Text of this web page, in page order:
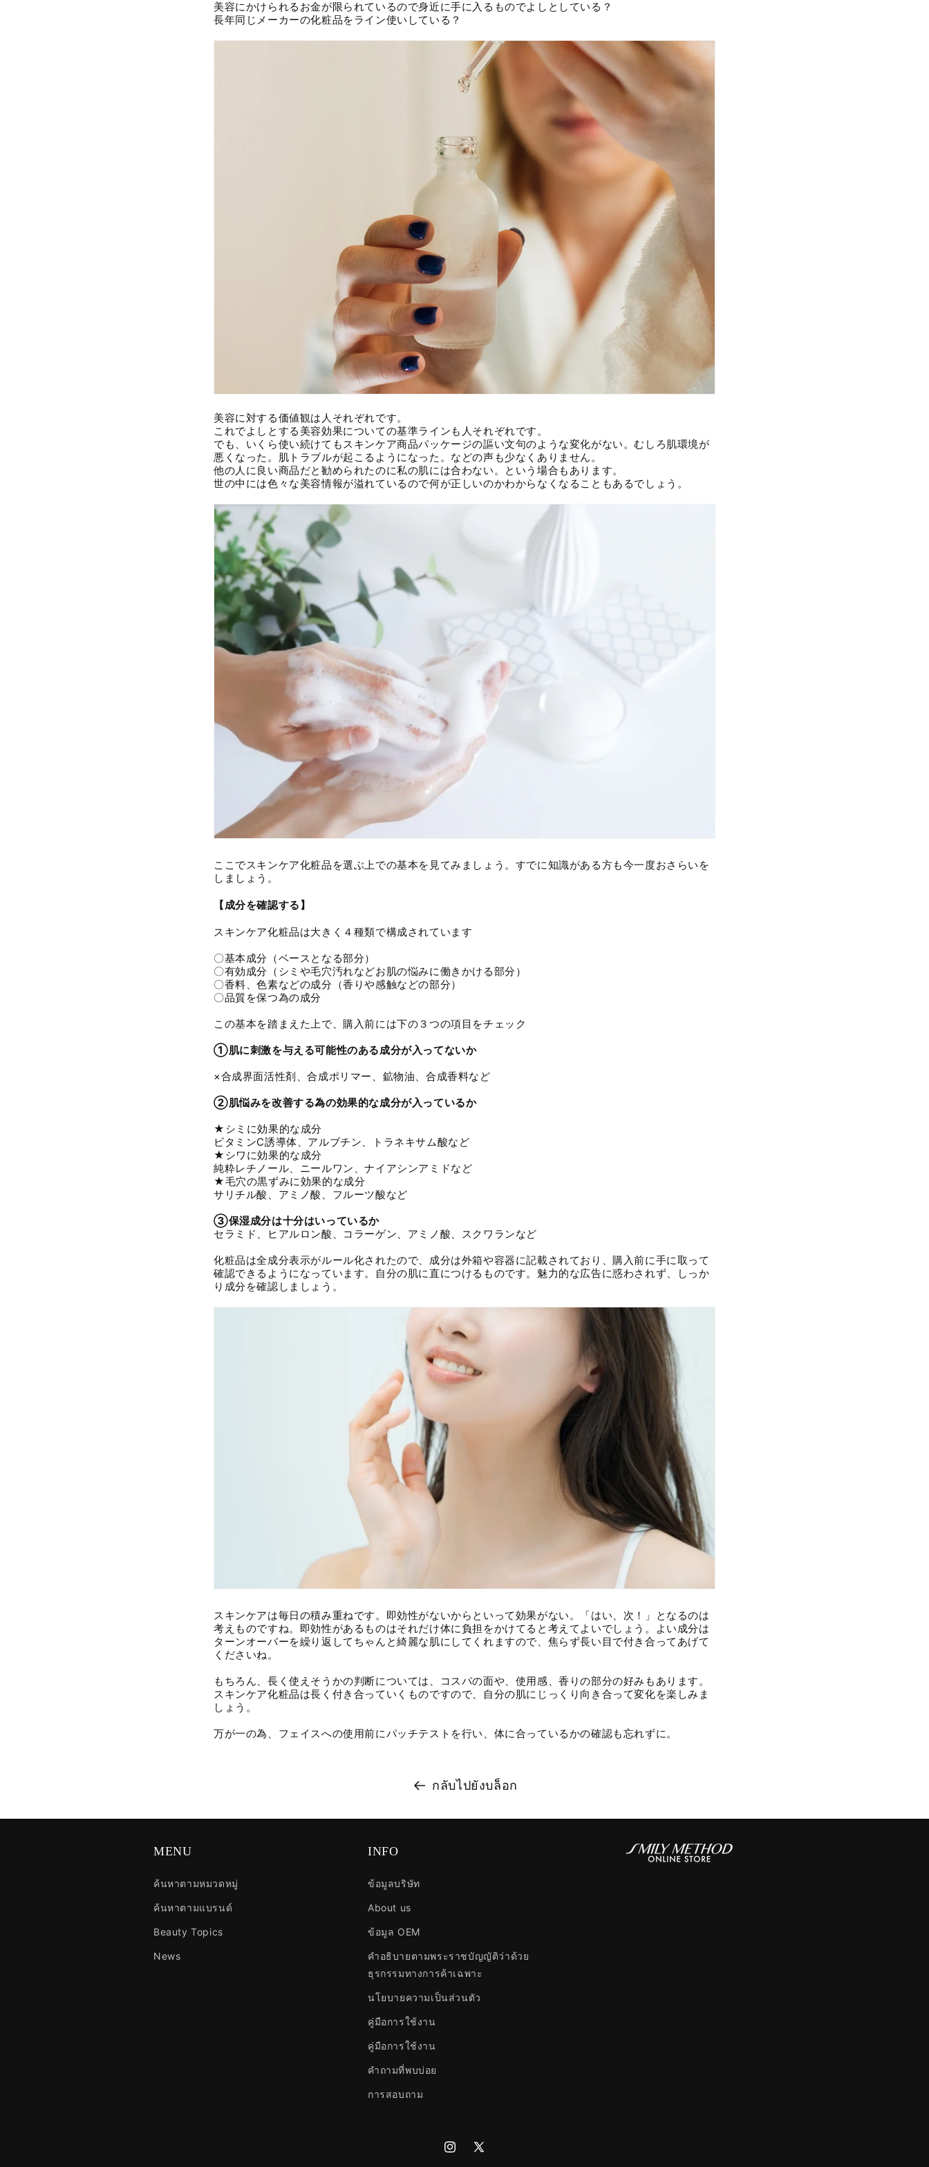
美容にかけられるお金が限られているので身近に手に入るものでよしとしている？
長年同じメーカーの化粧品をライン使いしている？
美容に対する価値観は人それぞれです。
これでよしとする美容効果についての基準ラインも人それぞれです。
でも、いくら使い続けてもスキンケア商品パッケージの謳い文句のような変化がない。むしろ肌環境が
悪くなった。肌トラブルが起こるようになった。などの声も少なくありません。
他の人に良い商品だと勧められたのに私の肌には合わない。という場合もあります。
世の中には色々な美容情報が溢れているので何が正しいのかわからなくなることもあるでしょう。
ここでスキンケア化粧品を選ぶ上での基本を見てみましょう。すでに知識がある方も今一度おさらいを
しましょう。
【成分を確認する】
スキンケア化粧品は大きく４種類で構成されています
〇基本成分（ベースとなる部分）
〇有効成分（シミや毛穴汚れなどお肌の悩みに働きかける部分）
〇香料、色素などの成分（香りや感触などの部分）
〇品質を保つ為の成分
この基本を踏まえた上で、購入前には下の３つの項目をチェック
①肌に刺激を与える可能性のある成分が入ってないか
×合成界面活性剤、合成ポリマー、鉱物油、合成香料など
②肌悩みを改善する為の効果的な成分が入っているか
★シミに効果的な成分
ビタミンC誘導体、アルブチン、トラネキサム酸など
★シワに効果的な成分
純粋レチノール、ニールワン、ナイアシンアミドなど
★毛穴の黒ずみに効果的な成分
サリチル酸、アミノ酸、フルーツ酸など
③保湿成分は十分はいっているか
セラミド、ヒアルロン酸、コラーゲン、アミノ酸、スクワランなど
化粧品は全成分表示がルール化されたので、成分は外箱や容器に記載されており、購入前に手に取って
確認できるようになっています。自分の肌に直につけるものです。魅力的な広告に惑わされず、しっか
り成分を確認しましょう。
スキンケアは毎日の積み重ねです。即効性がないからといって効果がない。「はい、次！」となるのは
考えものですね。即効性があるものはそれだけ体に負担をかけてると考えてよいでしょう。よい成分は
ターンオーバーを繰り返してちゃんと綺麗な肌にしてくれますので、焦らず長い目で付き合ってあげて
くださいね。
もちろん、長く使えそうかの判断については、コスパの面や、使用感、香りの部分の好みもあります。
スキンケア化粧品は長く付き合っていくものですので、自分の肌にじっくり向き合って変化を楽しみま
しょう。
万が一の為、フェイスへの使用前にパッチテストを行い、体に合っているかの確認も忘れずに。
กลับไปยังบล็อก
MENU
ค้นหาตามหมวดหมู่
ค้นหาตามแบรนด์
Beauty Topics
News
INFO
ข้อมูลบริษัท
About us
ข้อมูล OEM
คำอธิบายตามพระราชบัญญัติว่าด้วย
ธุรกรรมทางการค้าเฉพาะ
นโยบายความเป็นส่วนตัว
คู่มือการใช้งาน
คู่มือการใช้งาน
คำถามที่พบบ่อย
การสอบถาม
Instagram
X